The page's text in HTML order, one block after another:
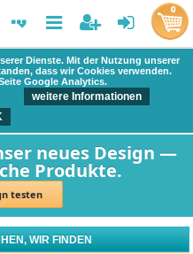
Dienste. Mit der Nutzung unserer
dass wir Cookies verwenden.
Google Analytics.
weitere Informationen
neues Design —
Produkte.
testen
0
WIR FINDEN